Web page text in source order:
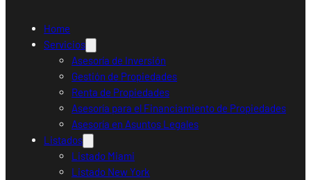
Home
Servicios
Asesoría de Inversión
Gestión de Propiedades
Renta de Propiedades
Asesoría para el Financiamiento de Propiedades
Asesoría en Asuntos Legales
Listados
Listado Miami
Listado New York